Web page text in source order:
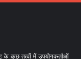
के कुछ तत्वों में उपयोगकर्ताओं